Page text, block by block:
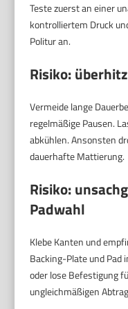
Teste zuerst an einer
kontrolliertem Druck
Politur an.
Risiko:
Vermeide lange
regelmäßige Pausen.
abkühlen. Ansonsten
dauerhafte Mattierung.
Risiko:
Padwahl
Klebe Kanten und
Backing-Plate und Pad
oder lose Befestigung
ungleichmäßigen